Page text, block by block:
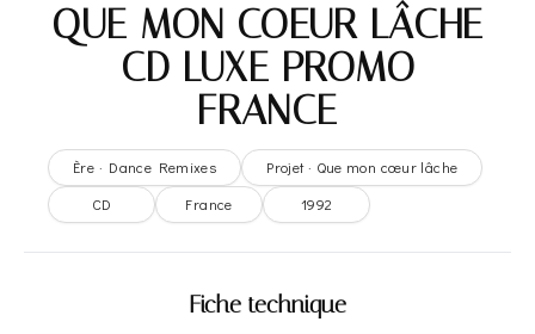
QUE MON COEUR LÂCHE
– CD LUXE PROMO –
FRANCE
Ère · Dance Remixes
Projet · Que mon cœur lâche
CD
France 1992
Fiche technique